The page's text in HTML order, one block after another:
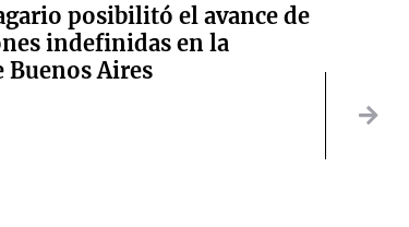
posibilitó el avance de
indefinidas en la
Aires